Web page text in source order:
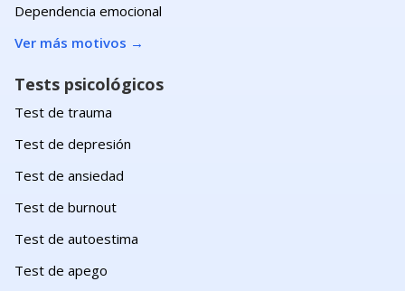
Dependencia emocional
Ver más motivos →
Tests psicológicos
Test de trauma
Test de depresión
Test de ansiedad
Test de burnout
Test de autoestima
Test de apego